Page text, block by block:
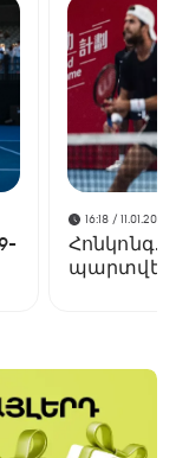
16:18 / 11.01.2026
Հոնկոնգ.